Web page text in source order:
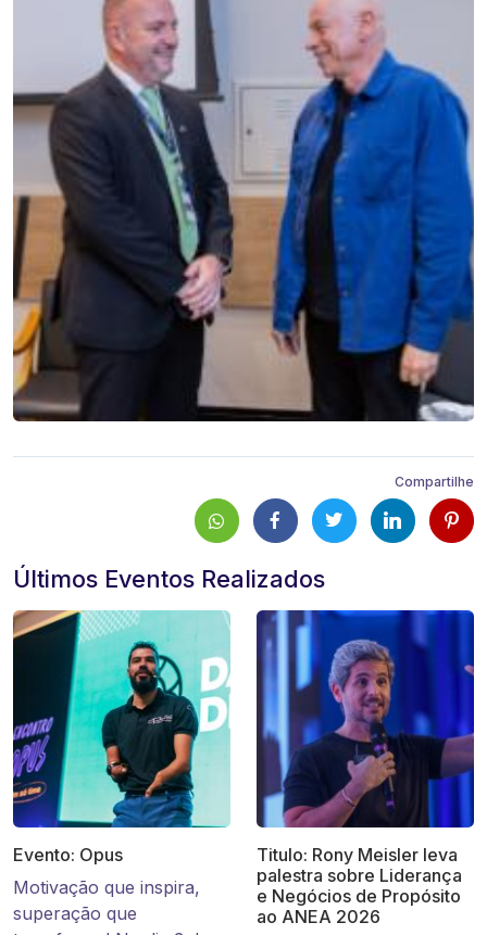
Compartilhe
Últimos Eventos Realizados
Evento: Opus
Motivação que inspira,
superação que
Titulo: Rony Meisler leva
palestra sobre Liderança
e Negócios de Propósito
ao ANEA 2026